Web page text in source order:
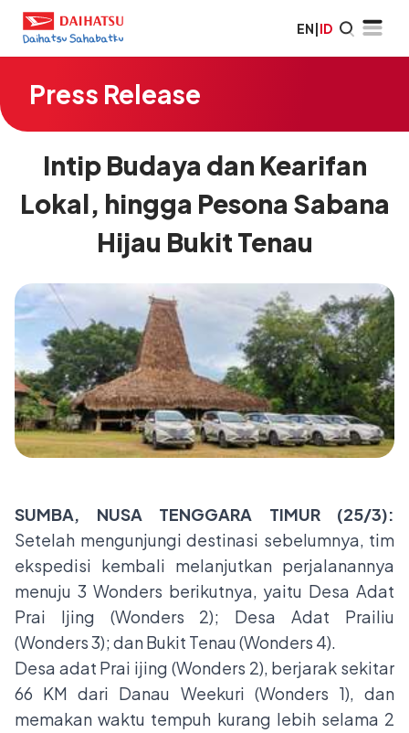
EN|ID
Press Release
Intip Budaya dan Kearifan
Lokal, hingga Pesona Sabana
Hijau Bukit Tenau
SUMBA, NUSA TENGGARA TIMUR (25/3):
Setelah mengunjungi destinasi sebelumnya, tim
ekspedisi kembali melanjutkan perjalanannya
menuju 3 Wonders berikutnya, yaitu Desa Adat
Prai Ijing (Wonders 2); Desa Adat Prailiu
(Wonders 3); dan Bukit Tenau (Wonders 4).
Desa adat Prai ijing (Wonders 2), berjarak sekitar
66 KM dari Danau Weekuri (Wonders 1), dan
memakan waktu tempuh kurang lebih selama 2